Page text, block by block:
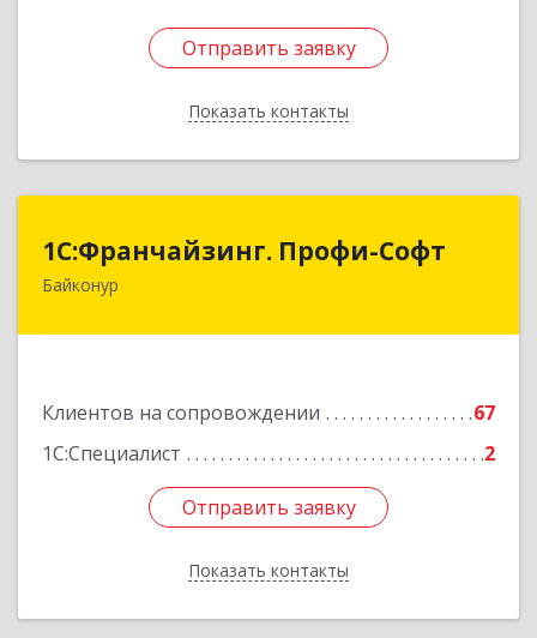
Отправить заявку
Показать контакты
Отправить заявку
Назад
1С:Франчайзинг. Профи-Софт
Байконур
Клиентов на сопровождении
67
1С:Специалист
2
Отправить заявку
Показать контакты
1С:Франчайзинг. Профи-Софт
468320, Байконур г, Ленина ул, дом № 10,
Отправить заявку
Назад